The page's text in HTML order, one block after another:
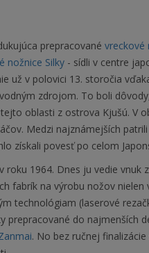
prepracované vreckové
nožnice Silky- sídli v centre
už v polovici 13. storočia
zdrojom. To boli
oblasti z ostrova Kjušú. V
Medzi najznámejších
získali povesť po celom
roku 1964. Dnes ju vedie vnuk
fabrík na výrobu nožov nielen
technológiam (laserové
prepracované do najmenších
. No bez ručnej